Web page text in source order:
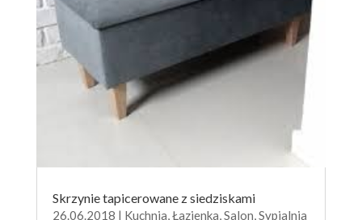
Skrzynie tapicerowane z siedziskami
26.06.2018 | Kuchnia Łazienka Salon Sypialnia